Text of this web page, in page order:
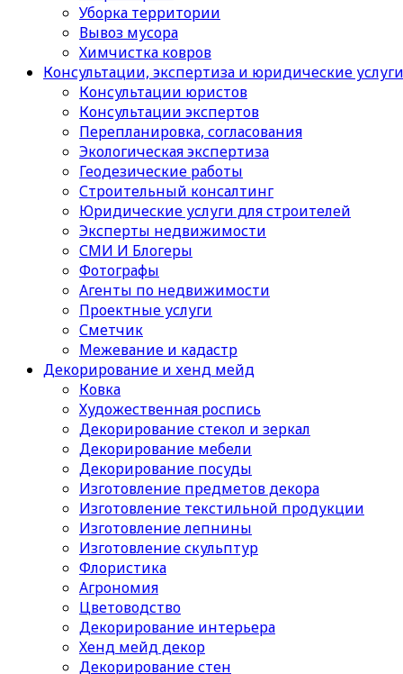
Уборка территории
Вывоз мусора
Химчистка ковров
Консультации, экспертиза и юридические услуги
Консультации юристов
Консультации экспертов
Перепланировка, согласования
Экологическая экспертиза
Геодезические работы
Строительный консалтинг
Юридические услуги для строителей
Эксперты недвижимости
СМИ И Блогеры
Фотографы
Агенты по недвижимости
Проектные услуги
Сметчик
Межевание и кадастр
Декорирование и хенд мейд
Ковка
Художественная роспись
Декорирование стекол и зеркал
Декорирование мебели
Декорирование посуды
Изготовление предметов декора
Изготовление текстильной продукции
Изготовление лепнины
Изготовление скульптур
Флористика
Агрономия
Цветоводство
Декорирование интерьера
Хенд мейд декор
Декорирование стен